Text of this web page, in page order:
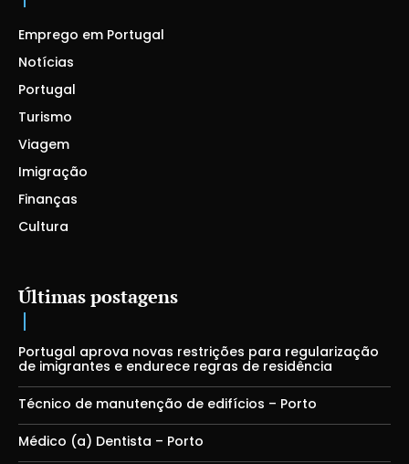
Emprego em Portugal
Notícias
Portugal
Turismo
Viagem
Imigração
Finanças
Cultura
Últimas postagens
Portugal aprova novas restrições para regularização
de imigrantes e endurece regras de residência
Técnico de manutenção de edifícios – Porto
Médico (a) Dentista – Porto